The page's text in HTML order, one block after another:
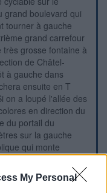
My Personal
grand boulevard qui
tourner à gauche
grand carrefour
grosse fontaine à
de Châtel-
à gauche dans
ensuite en T
on a loupé l'allée des
en direction du
du portail du
sur la gauche
qui monte
de Châtel-
avec la D446,
Riom centre) et